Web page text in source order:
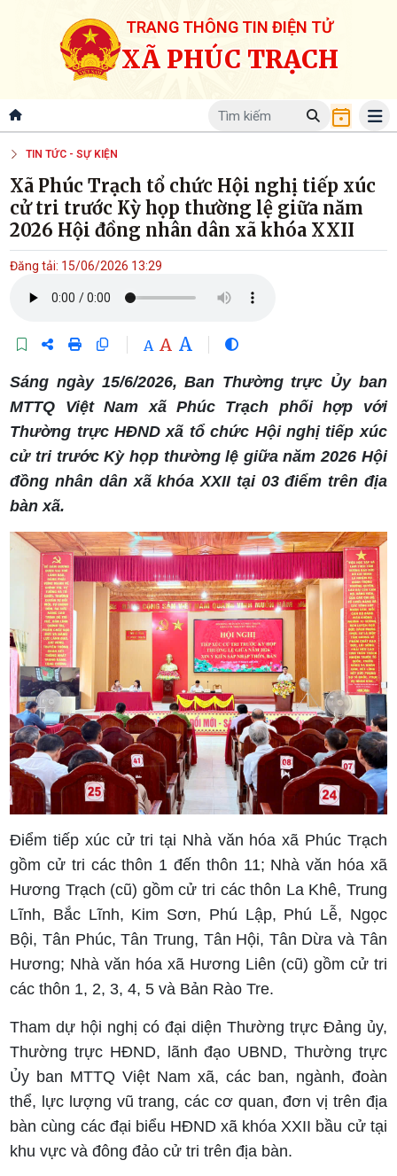
TRANG THÔNG TIN ĐIỆN TỬ
XÃ PHÚC TRẠCH
TIN TỨC - SỰ KIỆN
Xã Phúc Trạch tổ chức Hội nghị tiếp xúc
cử tri trước Kỳ họp thường lệ giữa năm
2026 Hội đồng nhân dân xã khóa XXII
Đăng tải: 15/06/2026 13:29
A A A
Sáng ngày 15/6/2026, Ban Thường trực Ủy ban
MTTQ Việt Nam xã Phúc Trạch phối hợp với
Thường trực HĐND xã tổ chức Hội nghị tiếp xúc
cử tri trước Kỳ họp thường lệ giữa năm 2026 Hội
đồng nhân dân xã khóa XXII tại 03 điểm trên địa
bàn xã.
Điểm tiếp xúc cử tri tại Nhà văn hóa xã Phúc Trạch
gồm cử tri các thôn 1 đến thôn 11; Nhà văn hóa xã
Hương Trạch (cũ) gồm cử tri các thôn La Khê, Trung
Lĩnh, Bắc Lĩnh, Kim Sơn, Phú Lập, Phú Lễ, Ngọc
Bội, Tân Phúc, Tân Trung, Tân Hội, Tân Dừa và Tân
Hương; Nhà văn hóa xã Hương Liên (cũ) gồm cử tri
các thôn 1, 2, 3, 4, 5 và Bản Rào Tre.
Tham dự hội nghị có đại diện Thường trực Đảng ủy,
Thường trực HĐND, lãnh đạo UBND, Thường trực
Ủy ban MTTQ Việt Nam xã, các ban, ngành, đoàn
thể, lực lượng vũ trang, các cơ quan, đơn vị trên địa
bàn cùng các đại biểu HĐND xã khóa XXII bầu cử tại
khu vực và đông đảo cử tri trên địa bàn.